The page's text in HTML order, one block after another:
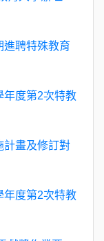
進聘特殊教育
年度第2次特教
計畫及修訂對
年度第2次特教